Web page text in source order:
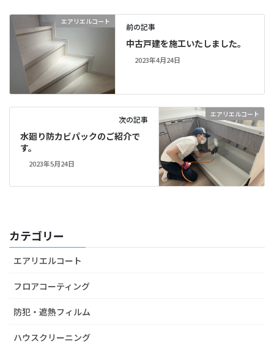
エアリエルコート
前の記事
中古戸建を施工いたしました。
2023年4月24日
エアリエルコート
次の記事
水廻り防カビパックのご紹介で
す。
2023年5月24日
カテゴリー
エアリエルコート
フロアコーティング
防犯・遮熱フィルム
ハウスクリーニング